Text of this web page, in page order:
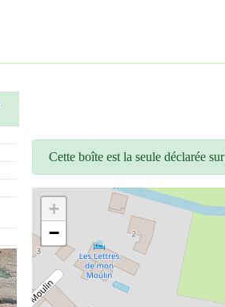
Cette boîte est la seule déclarée
+
−